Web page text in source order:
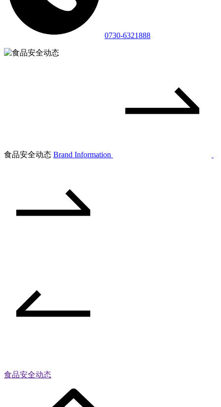
0730-6321888
食品安全动态 Brand Information
食品安全动态